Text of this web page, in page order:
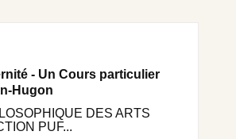
- Un Cours particulier
Hugon
DES ARTS
PUF...